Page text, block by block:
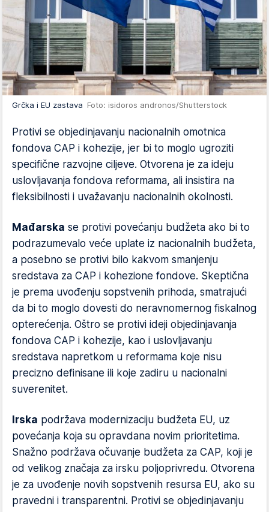
Grčka i EU zastava Foto: isidoros andronos/Shutterstock
Protivi se objedinjavanju nacionalnih omotnica
fondova CAP i kohezije, jer bi to moglo ugroziti
specifične razvojne ciljeve. Otvorena je za ideju
uslovljavanja fondova reformama, ali insistira na
fleksibilnosti i uvažavanju nacionalnih okolnosti.
Mađarska se protivi povećanju budžeta ako bi to
podrazumevalo veće uplate iz nacionalnih budžeta,
a posebno se protivi bilo kakvom smanjenju
sredstava za CAP i kohezione fondove. Skeptična
je prema uvođenju sopstvenih prihoda, smatrajući
da bi to moglo dovesti do neravnomernog fiskalnog
opterećenja. Oštro se protivi ideji objedinjavanja
fondova CAP i kohezije, kao i uslovljavanju
sredstava napretkom u reformama koje nisu
precizno definisane ili koje zadiru u nacionalni
suverenitet.
Irska podržava modernizaciju budžeta EU, uz
povećanja koja su opravdana novim prioritetima.
Snažno podržava očuvanje budžeta za CAP, koji je
od velikog značaja za irsku poljoprivredu. Otvorena
je za uvođenje novih sopstvenih resursa EU, ako su
pravedni i transparentni. Protivi se objedinjavanju